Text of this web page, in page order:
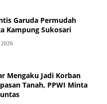
Garuda Permudah
Kampung Sukosari
2026
Mengaku Jadi Korban
Tanah, PPWI Minta